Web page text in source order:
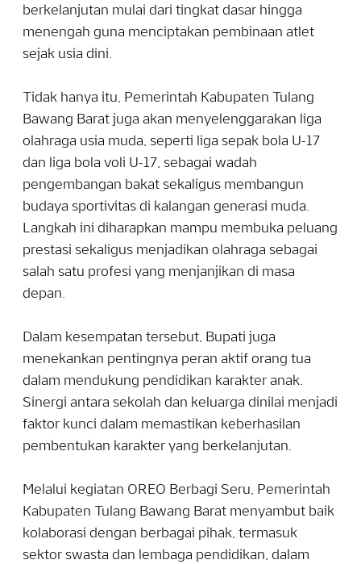
berkelanjutan mulai dari tingkat dasar hingga
menengah guna menciptakan pembinaan atlet
sejak usia dini.
Tidak hanya itu, Pemerintah Kabupaten Tulang
Bawang Barat juga akan menyelenggarakan liga
olahraga usia muda, seperti liga sepak bola U-17
dan liga bola voli U-17, sebagai wadah
pengembangan bakat sekaligus membangun
budaya sportivitas di kalangan generasi muda.
Langkah ini diharapkan mampu membuka peluang
prestasi sekaligus menjadikan olahraga sebagai
salah satu profesi yang menjanjikan di masa
depan.
Dalam kesempatan tersebut, Bupati juga
menekankan pentingnya peran aktif orang tua
dalam mendukung pendidikan karakter anak.
Sinergi antara sekolah dan keluarga dinilai menjadi
faktor kunci dalam memastikan keberhasilan
pembentukan karakter yang berkelanjutan.
Melalui kegiatan OREO Berbagi Seru, Pemerintah
Kabupaten Tulang Bawang Barat menyambut baik
kolaborasi dengan berbagai pihak, termasuk
sektor swasta dan lembaga pendidikan, dalam